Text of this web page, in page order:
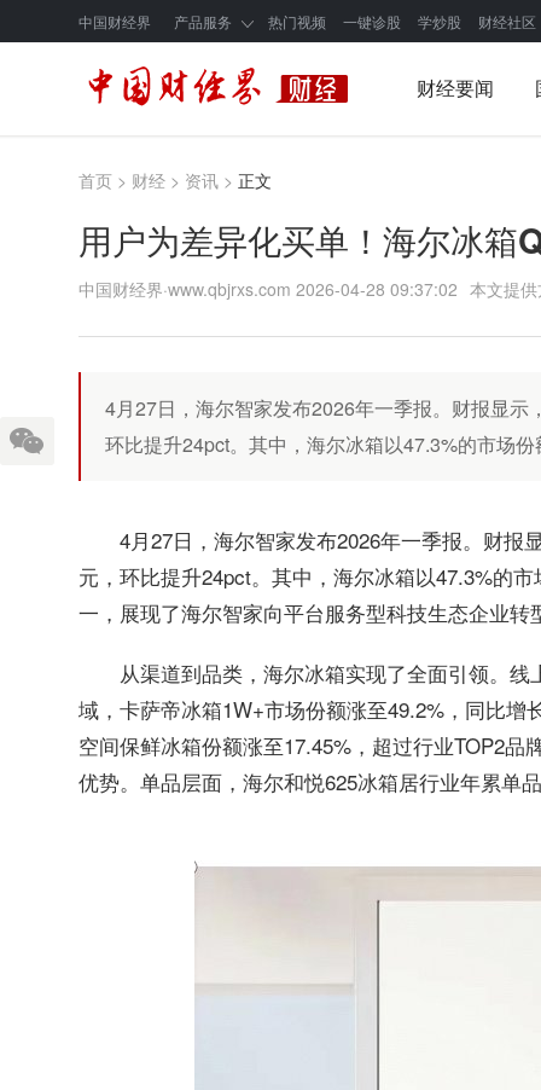
中国财经界 产品服务 热门视频 一键诊股 学炒股 财经社区
财经要闻
首页 > 财经 > 资讯 > 正文
用户为差异化买单！海尔冰箱
中国财经界·www.qbjrxs.com 2026-04-28 09:37:02 本文提
4月27日，海尔智家发布2026年一季报。财报显
环比提升24pct。其中，海尔冰箱以47.3%的市场
4月27日，海尔智家发布2026年一季报。财报
元，环比提升24pct。其中，海尔冰箱以47.3%的
一，展现了海尔智家向平台服务型科技生态企业转
从渠道到品类，海尔冰箱实现了全面引领。
域，卡萨帝冰箱1W+市场份额涨至49.2%，同比
空间保鲜冰箱份额涨至17.45%，超过行业TOP2品
优势。单品层面，海尔和悦625冰箱居行业年累单